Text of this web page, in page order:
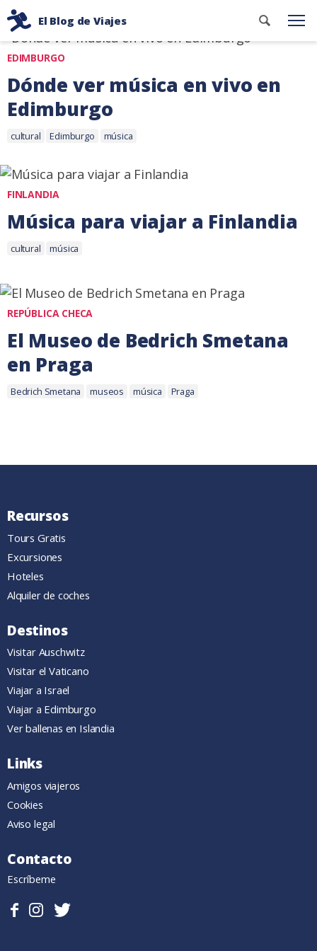
contenido
El Blog de Viajes
Consejos
de
viaje
de
dos
mochileros
Buscar
Etiqueta: música
EDIMBURGO
Dónde ver música en vivo en
Edimburgo
23
2024
Etiquetas:
cultural Edimburgo música
FINLANDIA
Música para viajar a Finlandia
18
2020
Etiquetas:
cultural música
REPÚBLICA CHECA
El Museo de Bedrich Smetana
en Praga
26
Etiquetas:
Bedrich Smetana museos música Praga
Recursos
Tours Gratis
Excursiones
Hoteles
Alquiler de coches
Destinos
Visitar Auschwitz
Visitar el Vaticano
Viajar a Israel
Viajar a Edimburgo
Ver ballenas en Islandia
Links
Amigos viajeros
Cookies
Aviso legal
Contacto
Escríbeme
Sigueme
FollowFollow